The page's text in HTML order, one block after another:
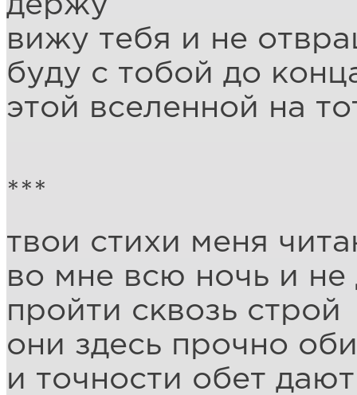
вижу тебя и не
буду с тобой до
этой вселенной на
***
твои стихи меня
во мне всю ночь и не
пройти сквозь строй
они здесь прочно
и точности обет дают